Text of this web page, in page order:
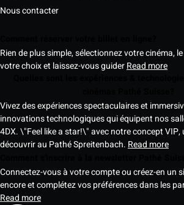
Nous contacter
Rien de plus simple, sélectionnez votre cinéma,
votre choix et laissez-vous guiderRead more
Vivez des expériences spectaculaires et
innovations technologiques qui équipent nos
4DX. \"Feel like a star!\" avec notre concept VIP,
découvrir au Pathé Spreitenbach. Read more
Connectez-vous à votre compte ou créez-en un
encore et complétez vos préférences dans les
Read more